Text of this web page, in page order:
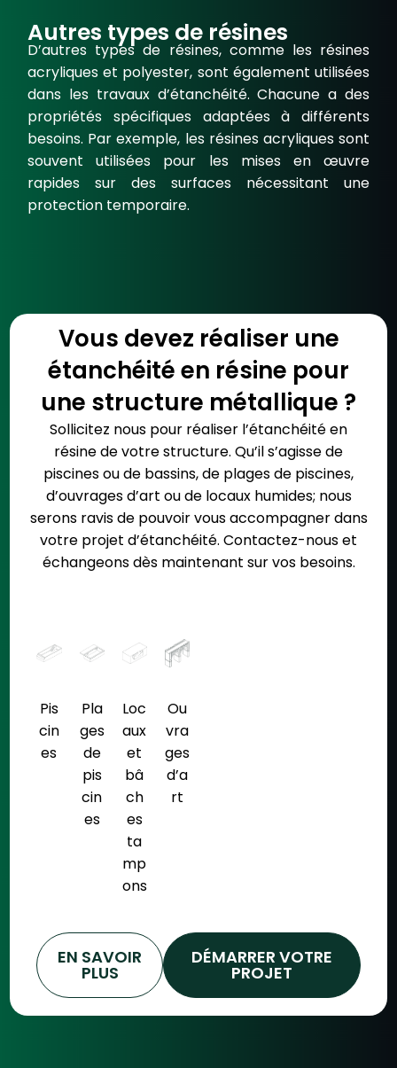
Autres types de résines
D’autres types de résines, comme les résines
acryliques et polyester, sont également utilisées
dans les travaux d’étanchéité. Chacune a des
propriétés spécifiques adaptées à différents
besoins. Par exemple, les résines acryliques sont
souvent utilisées pour les mises en œuvre
rapides sur des surfaces nécessitant une
protection temporaire.
Vous devez réaliser une
étanchéité en résine pour
une structure métallique ?
Sollicitez nous pour réaliser l’étanchéité en
résinede votre structure. Qu’il s’agisse de
piscinesou de bassins, de plages de piscines,
d’ouvrages d’art ou de locaux humides; nous
serons ravis de pouvoir vous accompagner dans
votre projet d’étanchéité. Contactez-nouset
échangeons dès maintenant survos besoins.
Pis
cin
es
Pla
ges
de
pis
cin
es
Loc
aux
et
bâ
ch
es
ta
mp
ons
Ou
vra
ges
d’a
rt
EN SAVOIR
PLUS
DÉMARRER VOTRE
PROJET